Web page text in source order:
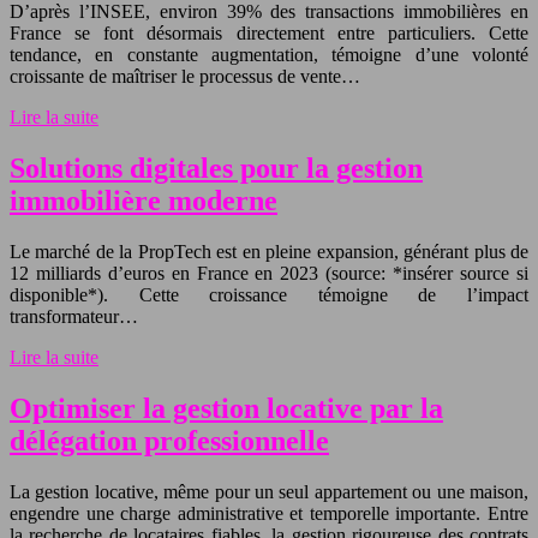
D’après l’INSEE, environ 39% des transactions immobilières en
France se font désormais directement entre particuliers. Cette
tendance, en constante augmentation, témoigne d’une volonté
croissante de maîtriser le processus de vente…
Lire la suite
Solutions digitales pour la gestion
immobilière moderne
Le marché de la PropTech est en pleine expansion, générant plus de
12 milliards d’euros en France en 2023 (source: *insérer source si
disponible*). Cette croissance témoigne de l’impact
transformateur…
Lire la suite
Optimiser la gestion locative par la
délégation professionnelle
La gestion locative, même pour un seul appartement ou une maison,
engendre une charge administrative et temporelle importante. Entre